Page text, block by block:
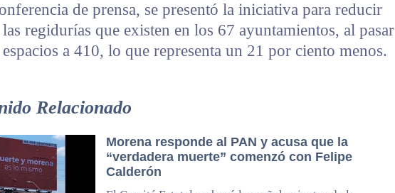
de prensa, se presentó la iniciativa para reducir
regidurías que existen en los 67 ayuntamientos, al pasar
a 410, lo que representa un 21 por ciento menos.
Relacionado
Morena responde al PAN y acusa que la
“verdadera muerte” comenzó con Felipe
Calderón